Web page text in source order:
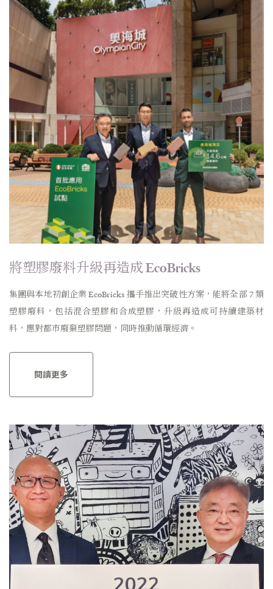
將塑膠廢料升級再造成 EcoBricks
集團與本地初創企業 EcoBricks 攜手推出突破性方案，能將全部 7 類
塑膠廢料，包括混合塑膠和合成塑膠，升級再造成可持續建築材
料，應對都市廢棄塑膠問題，同時推動循環經濟。
閱讀更多